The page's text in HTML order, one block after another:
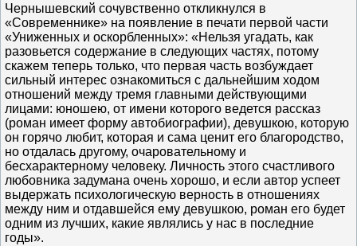
Чернышевский сочувственно откликнулся в
«Современнике» на появление в печати первой части
«Униженных и оскорбленных»: «Нельзя угадать, как
разовьется содержание в следующих частях, потому
скажем теперь только, что первая часть возбуждает
сильный интерес ознакомиться с дальнейшим ходом
отношений между тремя главными действующими
лицами: юношею, от имени которого ведется рассказ
(роман имеет форму автобиографии), девушкою, которую
он горячо любит, которая и сама ценит его благородство,
но отдалась другому, очаровательному и
бесхарактерному человеку. Личность этого счастливого
любовника задумана очень хорошо, и если автор успеет
выдержать психологическую верность в отношениях
между ним и отдавшейся ему девушкою, роман его будет
одним из лучших, какие являлись у нас в последние
годы».